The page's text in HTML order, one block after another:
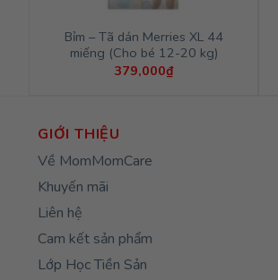
Bỉm – Tã dán Merries XL 44
miếng (Cho bé 12-20 kg)
379,000₫
GIỚI THIỆU
Về MomMomCare
Khuyến mãi
Liên hệ
Cam kết sản phẩm
Lớp Học Tiền Sản